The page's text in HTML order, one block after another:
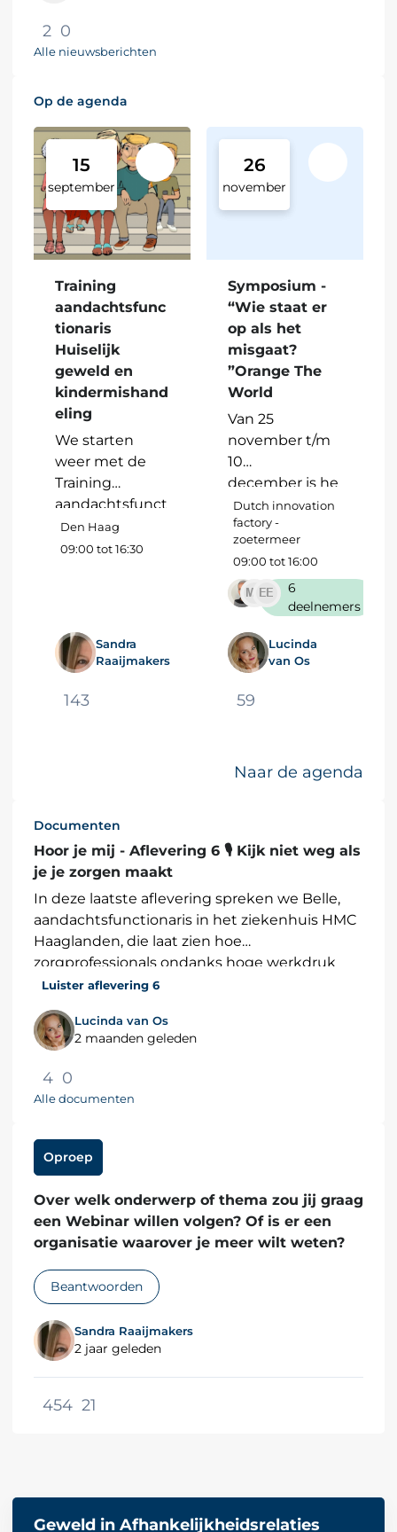
2 0
Alle nieuwsberichten
Op de agenda
15
september
Training
aandachtsfunc
tionaris
Huiselijk
geweld en
kindermishand
eling
We starten
weer met de
Training
aandachtsfunct
ionaris Huiselijk
geweld en
professionals
werkzaam in
regio
Haaglanden en
uit de...
Den Haag
09:00 tot 16:30
Sandra
Raaijmakers
143
26
november
Symposium -
“Wie staat er
op als het
misgaat?
”Orange The
World
Van 25
november t/m
10
december is he
t Orange The
World. De
campagne
moedigt
individuen,
gemeenschapp
en en
overheden aan
om samen te
werken in de
thema van dit
Dutch innovation
factory -
zoetermeer
09:00 tot 16:00
6
deelnemers
Lucinda
van Os
59
Naar de agenda
Documenten
Hoor je mij - Aflevering 6 🎙 Kijk niet weg als
je je zorgen maakt
In deze laatste aflevering spreken we Belle,
aandachtsfunctionaris in het ziekenhuis HMC
Haaglanden, die laat zien hoe
zorgprofessionals ondanks hoge werkdruk
ook oog proberen te hebben voor het...
Luister aflevering 6
Lucinda van Os
2 maanden geleden
4 0
Alle documenten
Oproep
Over welk onderwerp of thema zou jij graag
een Webinar willen volgen? Of is er een
organisatie waarover je meer wilt weten?
Beantwoorden
Sandra Raaijmakers
2 jaar geleden
454 21
Geweld in Afhankelijkheidsrelaties